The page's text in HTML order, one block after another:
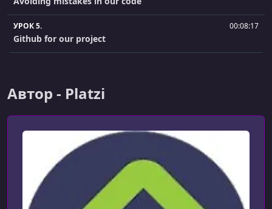
УРОК 5. 00:08:17
Github for our project
УРОК 7.
Backend architecture
Frontend Architecture
00:13:30
ParasailsJS
Автор - Platzi